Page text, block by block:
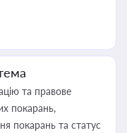
та правове
покарань,
покарань та статус